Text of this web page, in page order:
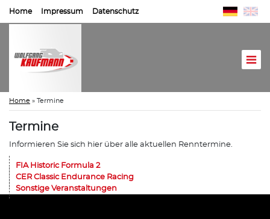
Home Impressum Datenschutz
Home » Termine
Termine
Informieren Sie sich hier über alle aktuellen Renntermine.
FIA Historic Formula 2
CER Classic Endurance Racing
Sonstige Veranstaltungen